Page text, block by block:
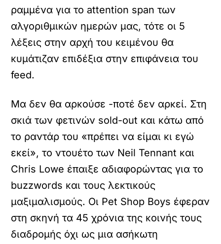
ραμμένα για το attention span των
αλγοριθμικών ημερών μας, τότε οι 5
λέξεις στην αρχή του κειμένου θα
κυμάτιζαν επιδέξια στην επιφάνεια του
feed.
Μα δεν θα αρκούσε -ποτέ δεν αρκεί. Στη
σκιά των φετινών sold-out και κάτω από
το ραντάρ του «πρέπει να είμαι κι εγώ
εκεί», το ντουέτο των Neil Tennant και
Chris Lowe έπαιξε αδιαφορώντας για το
buzzwords και τους λεκτικούς
μαξιμαλισμούς. Οι Pet Shop Boys έφεραν
στη σκηνή τα 45 χρόνια της κοινής τους
διαδρομής όχι ως μια ασήκωτη